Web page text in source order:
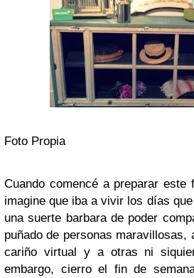
Foto Propia
Cuando comencé a preparar este
imagine que iba a vivir los días
una suerte barbara de poder
puñado de personas maravillosas,
cariño virtual y a otras ni
embargo, cierro el fin de